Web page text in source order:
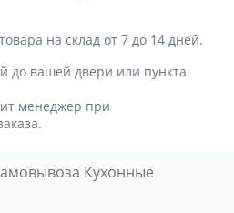
на склад от 7 до 14 дней.
до вашей двери или пункта
менеджер при
Кухонные